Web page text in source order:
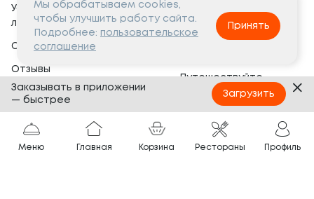
Условия программы
лояльности
Сертификаты
Отзывы
Банкеты
Вопросы и ответы
Вакансии
Социальная жизнь
Путешествуйте
с ТОКИО-CITY
Партнёрам
Франшиза
Меню Главная Корзина Рестораны Профиль
Мы обрабатываем cookies,
чтобы улучшить работу сайта.
Подробнее: пользовательское
соглашение
Принять
Заказывать в приложении
— быстрее
Загрузить